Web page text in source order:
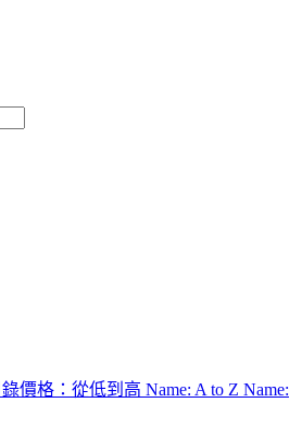
錄價格：從低到高 Name: A to Z Name: